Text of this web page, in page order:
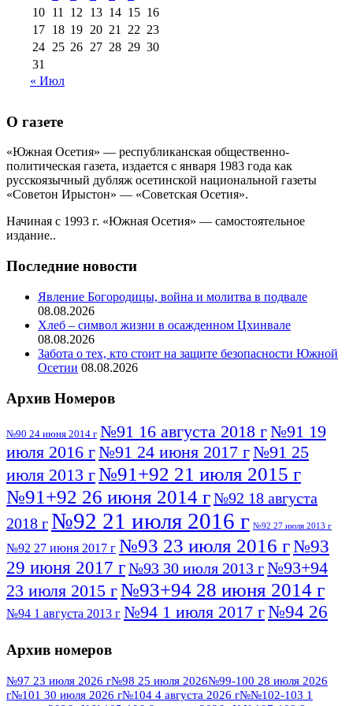
10 11 12 13 14 15 16
17 18 19 20 21 22 23
24 25 26 27 28 29 30
31
« Июл
О газете
«Южная Осетия» — республиканская общественно-
политическая газета, издается с января 1983 года как
русскоязычный дубляж осетинской национальной газеты
«Советон Ирыстон» — «Советская Осетия».
Начиная с 1993 г. «Южная Осетия» — самостоятельное
издание..
Последние новости
Явление Богородицы, война и молитва в подвале
08.08.2026
Хлеб – символ жизни в осажденном Цхинвале
08.08.2026
Забота о тех, кто стоит на защите безопасности Южной
Осетии 08.08.2026
Архив Номеров
№90 24 июня 2014 г №91 16 августа 2018 г№91 19
июля 2016 г№91 24 июня 2017 г№91 25
июля 2013 г№91+92 21 июля 2015 г
№91+92 26 июня 2014 г№92 18 августа
2018 г№92 21 июля 2016 г №92 27 июля 2013 г
№92 27 июня 2017 г №93 23 июля 2016 г№93
29 июня 2017 г№93 30 июля 2013 г№93+94
23 июля 2015 г№93+94 28 июня 2014 г
№94 1 августа 2013 г №94 1 июля 2017 г№94 26
№95 7 августа 2012 г
№95 28 июля 2016 г №95+96 3 августа
2013 г№96 6 июля 2017 г№96 9 августа
Архив номеров
№97 23 июля 2026 г№98 25 июля 2026№99-100 28 июля 2026
г№101 30 июля 2026 г№104 4 августа 2026 г№№102-103 1